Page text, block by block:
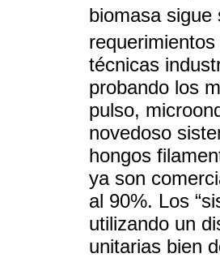
biomasa sigue
técnicas
probando los
pulso,
novedoso
hongos
ya son
al 90%. Los
utilizando un
unitarias bien